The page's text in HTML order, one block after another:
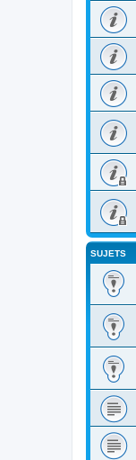
SUJETS